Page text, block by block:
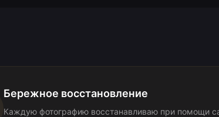
Бережное восстановление
Каждую фотографию восстанавливаю при помощи